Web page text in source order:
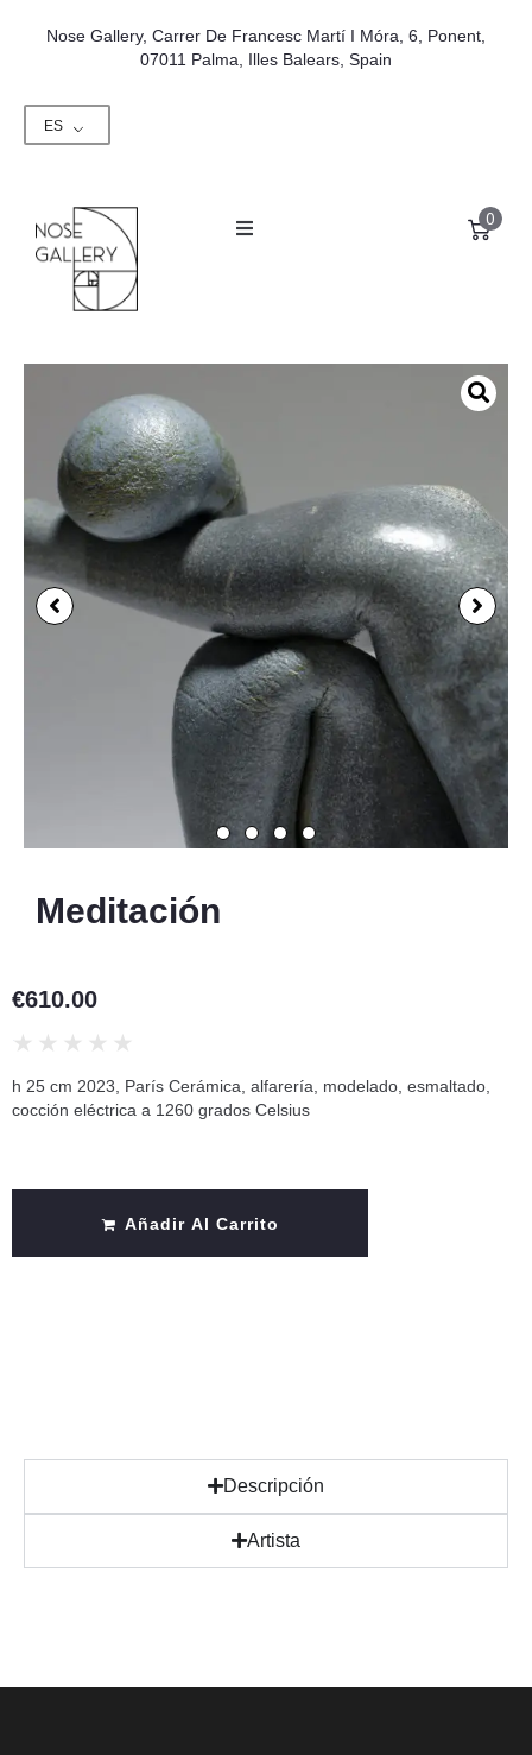
Nose Gallery, Carrer De Francesc Martí I Móra, 6, Ponent,
07011 Palma, Illes Balears, Spain
ES
0
Meditación
€610.00
★ ★ ★ ★ ★
h 25 cm 2023, París Cerámica, alfarería, modelado, esmaltado,
cocción eléctrica a 1260 grados Celsius
Añadir Al Carrito
Descripción
Artista